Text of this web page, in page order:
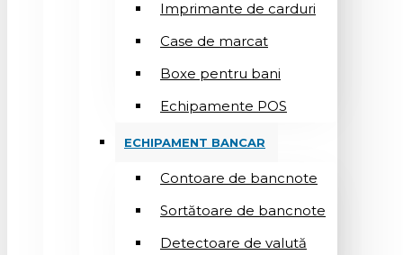
Imprimante de carduri
Case de marcat
Boxe pentru bani
Echipamente POS
ECHIPAMENT BANCAR
Contoare de bancnote
Sortătoare de bancnote
Detectoare de valută